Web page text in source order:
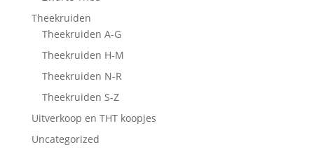
Theekruiden
Theekruiden A-G
Theekruiden H-M
Theekruiden N-R
Theekruiden S-Z
Uitverkoop en THT koopjes
Uncategorized